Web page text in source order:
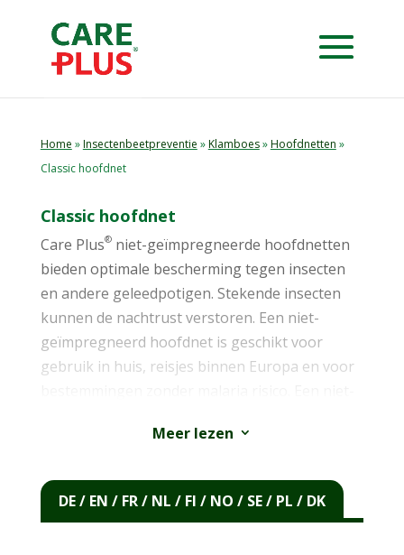
Home »Insectenbeetpreventie »Klamboes»Hoofdnetten »
Classic hoofdnet
Classic hoofdnet
Care Plus®niet-geïmpregneerde hoofdnetten
bieden optimale bescherming tegen insecten
en andere geleedpotigen. Stekende insecten
kunnen de nachtrust verstoren. Een niet-
geïmpregneerd hoofdnet is geschikt voor
gebruik in huis, reisjes binnen Europa en voor
baby’s en jonge kinderen.
Care Plus hoofdnetten worden gemaakt met
een maasgrootte (mesh) van 900 gaatjes per
vierkante inch (2,54 cm), een draaddikte van 40
Meer lezen 3
DE / EN / FR / NL / FI / NO / SE / PL / DK